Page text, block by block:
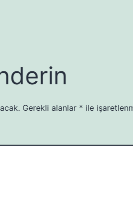
Gerekli alanlar * ile